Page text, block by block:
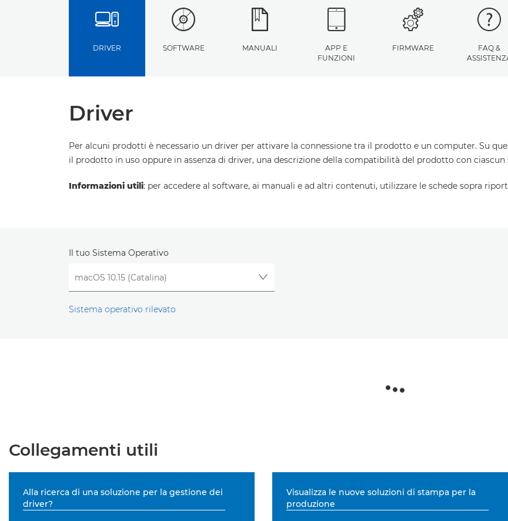
DRIVER SOFTWARE MANUALI
APP E
FUNZIONI
FIRMWARE
FAQ &
Driver
Per alcuni prodotti è necessario un driver per attivare la connessione tra il prodotto e un computer. Su
il prodotto in uso oppure in assenza di driver, una descrizione della compatibilità del prodotto con ciascun
Informazioni utili: per accedere al software, ai manuali e ad altri contenuti, utilizzare le schede sopra
Il tuo Sistema Operativo
Sistema operativo rilevato
Collegamenti utili
Alla ricerca di una soluzione per la gestione dei
driver?
Visualizza le nuove soluzioni di stampa per la
produzione